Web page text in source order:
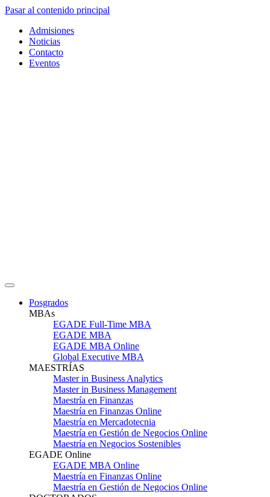
Pasar al contenido principal
Admisiones
Noticias
Contacto
Eventos
Posgrados
MBAs
EGADE Full-Time MBA
EGADE MBA
EGADE MBA Online
Global Executive MBA
MAESTRÍAS
Master in Business Analytics
Master in Business Management
Maestría en Finanzas
Maestría en Finanzas Online
Maestría en Mercadotecnia
Maestría en Gestión de Negocios Online
Maestría en Negocios Sostenibles
EGADE Online
EGADE MBA Online
Maestría en Finanzas Online
Maestría en Gestión de Negocios Online